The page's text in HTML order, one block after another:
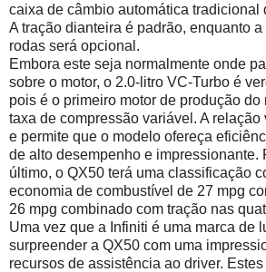
caixa de câmbio automática tradicional
A tração dianteira é padrão, enquanto
rodas será opcional.
Embora este seja normalmente onde
sobre o motor, o 2.0-litro VC-Turbo é
pois é o primeiro motor de produção do
taxa de compressão variável. A relação
e permite que o modelo ofereça
de alto desempenho e impressionante.
último, o QX50 terá uma classificação
economia de combustível de 27 mpg
26 mpg combinado com tração nas
Uma vez que a Infiniti é uma marca de
surpreender a QX50 com uma
recursos de assistência ao driver.